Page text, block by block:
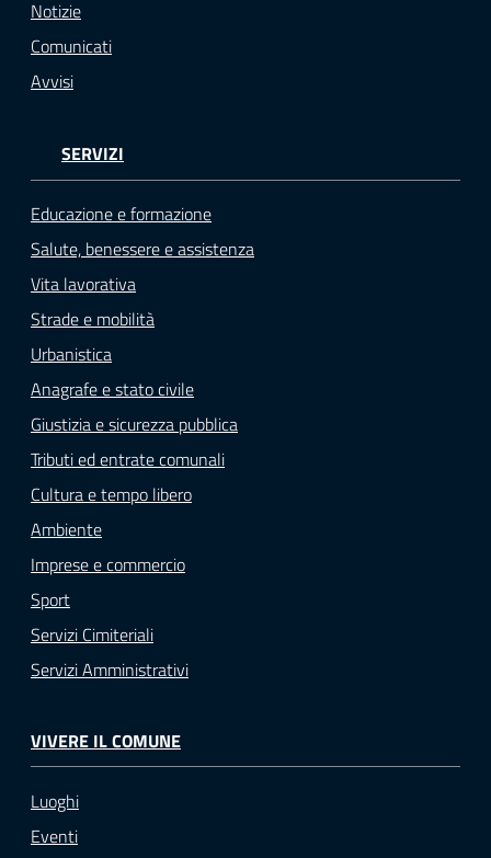
Notizie
Comunicati
Avvisi
SERVIZI
Educazione e formazione
Salute, benessere e assistenza
Vita lavorativa
Strade e mobilità
Urbanistica
Anagrafe e stato civile
Giustizia e sicurezza pubblica
Tributi ed entrate comunali
Cultura e tempo libero
Ambiente
Imprese e commercio
Sport
Servizi Cimiteriali
Servizi Amministrativi
VIVERE IL COMUNE
Luoghi
Eventi